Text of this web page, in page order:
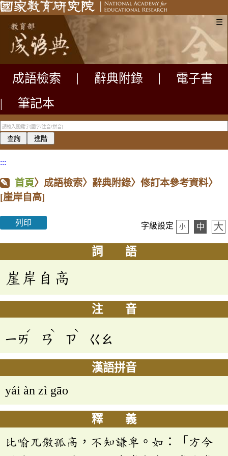
☰
成語檢索 辭典附錄
電子書
|
筆記本
:::
首頁〉成語檢索〉辭典附錄〉修訂本參考資料〉
[崖岸自高]
列印 字級設定 小 中 大
詞 語
崖岸自高
注 音
ㄧㄞ
ˊ
ㄢ
ˋ
ㄗ
ˋ
ㄍㄠ
漢語拼音
yái àn zì gāo
釋 義
比喻兀傲孤高，不知謙卑。如：「方今